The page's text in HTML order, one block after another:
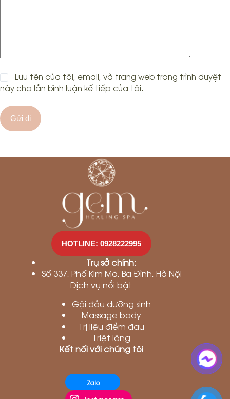
Lưu tên của tôi, email, và trang web trong trình duyệt
này cho lần bình luận kế tiếp của tôi.
Gửi đi
HOTLINE: 0928222995
Trụ sở chính:
Số 337, Phố Kim Mã, Ba Đình, Hà Nội
Dịch vụ nổi bật
Gội đầu dưỡng sinh
Massage body
Trị liệu điểm đau
Triệt lông
Kết nối với chúng tôi
Zalo